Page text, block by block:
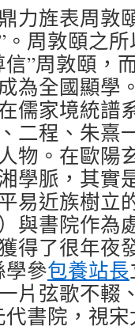
力旌表周敦
周敦頤之
”周敦頤，
為全國顯學
儒家境統譜
二程、朱熹
物。在歐陽
學脈，其實
易近族樹立
與書院作為
得了很年夜
學參包養站長
片弦歌不輟
書院，視